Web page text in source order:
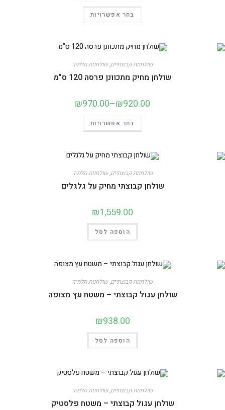
בחר אפשרויות
שולחנות קבוצתיים,שולחנות תלמיד
שולחן מחיק מתכוונן פרסה 120 ס”מ
₪920.00
–
₪970.00
בחר אפשרויות
שולחנות קבוצתיים,שולחנות תלמיד
שולחן קבוצתי מחיק על גלגלים
₪1,559.00
הוספה לסל
שולחנות קבוצתיים,שולחנות תלמיד
שולחן עגול קבוצתי – משטח עץ מצופה
₪938.00
הוספה לסל
שולחנות קבוצתיים,שולחנות תלמיד
שולחן עגול קבוצתי – משטח פלסטיק